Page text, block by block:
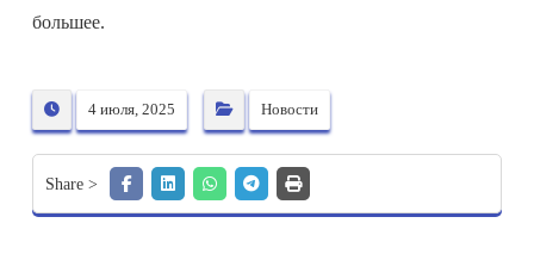
большее.
4 июля, 2025 Новости